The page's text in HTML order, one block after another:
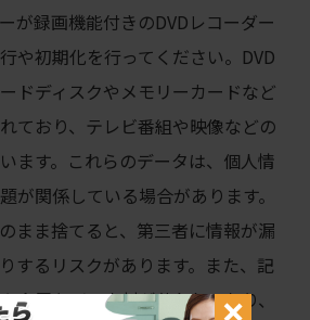
が録画機能付きのDVDレコーダー
や初期化を行ってください。DVD
ドディスクやメモリーカードなど
ており、テレビ番組や映像などの
ます。これらのデータは、個人情
が関係している場合があります。
まま捨てると、第三者に情報が漏
するリスクがあります。また、記
金属などの素材が使われており、